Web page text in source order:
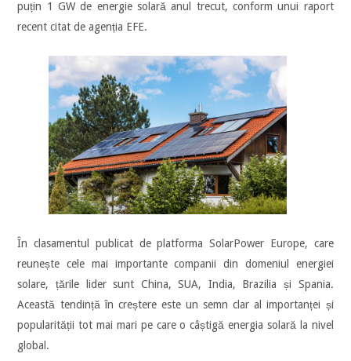
puțin 1 GW de energie solară anul trecut, conform unui raport
recent citat de agenția EFE.
În clasamentul publicat de platforma SolarPower Europe, care
reunește cele mai importante companii din domeniul energiei
solare, țările lider sunt China, SUA, India, Brazilia și Spania.
Această tendință în creștere este un semn clar al importanței și
popularității tot mai mari pe care o câștigă energia solară la nivel
global.